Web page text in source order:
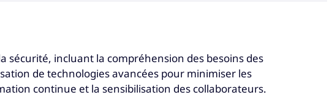
sécurité, incluant la compréhension des besoins des
de technologies avancées pour minimiser les
continue et la sensibilisation des collaborateurs.